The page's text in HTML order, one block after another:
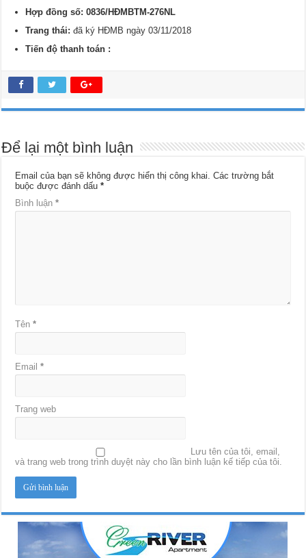
Hợp đồng số: 0836/HĐMBTM-276NL
Trang thái:đã ký HĐMB ngày 03/11/2018
Tiến độ thanh toán :
Để lại một bình luận
Email của bạn sẽ không được hiển thị công khai. Các trường bắt
buộc được đánh dấu*
Bình luận*
Tên*
Email*
Trang web
Lưu tên của tôi, email,
và trang web trong trình duyệt này cho lần bình luận kế tiếp của tôi.